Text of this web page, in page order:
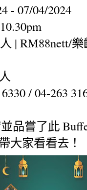
- 07/04/2024
| RM88nett/
/ 04-263
品嘗了此
大家看看去！